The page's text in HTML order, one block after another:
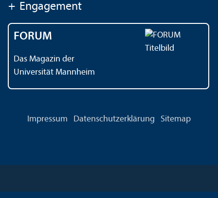
+ Engagement
FORUM
Das Magazin der
Universität Mannheim
Impressum Datenschutz­erklärung Sitemap